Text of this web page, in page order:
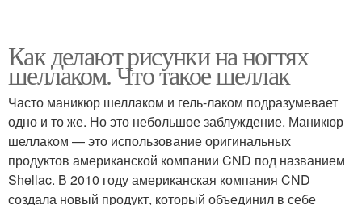
Как делают рисунки на ногтях
шеллаком. Что такое шеллак
Часто маникюр шеллаком и гель-лаком подразумевает
одно и то же. Но это небольшое заблуждение. Маникюр
шеллаком — это использование оригинальных
продуктов американской компании CND под названием
Shellac. В 2010 году американская компания CND
создала новый продукт, который объединил в себе